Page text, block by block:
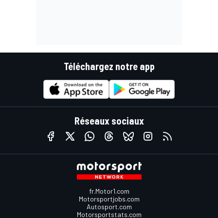
Téléchargez notre app
Réseaux sociaux
fr.Motor1.com
Motorsportjobs.com
Autosport.com
Motorsportstats.com